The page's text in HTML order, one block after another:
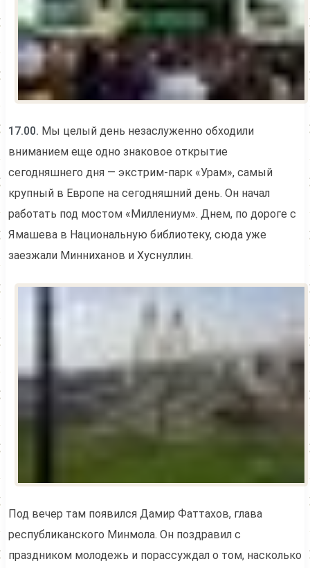
17.00. Мы целый день незаслуженно обходили
вниманием еще одно знаковое открытие
сегодняшнего дня — экстрим-парк «Урам», самый
крупный в Европе на сегодняшний день. Он начал
работать под мостом «Миллениум». Днем, по дороге с
Ямашева в Национальную библиотеку, сюда уже
заезжали Минниханов и Хуснуллин.
Под вечер там появился Дамир Фаттахов, глава
республиканского Минмола. Он поздравил с
праздником молодежь и порассуждал о том, насколько